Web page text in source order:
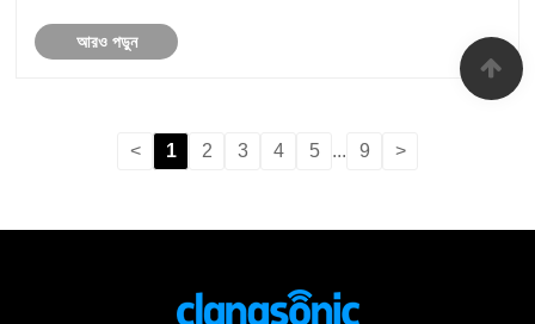
আরও পড়ুন
< 1 2 3 4 5 ... 9 >